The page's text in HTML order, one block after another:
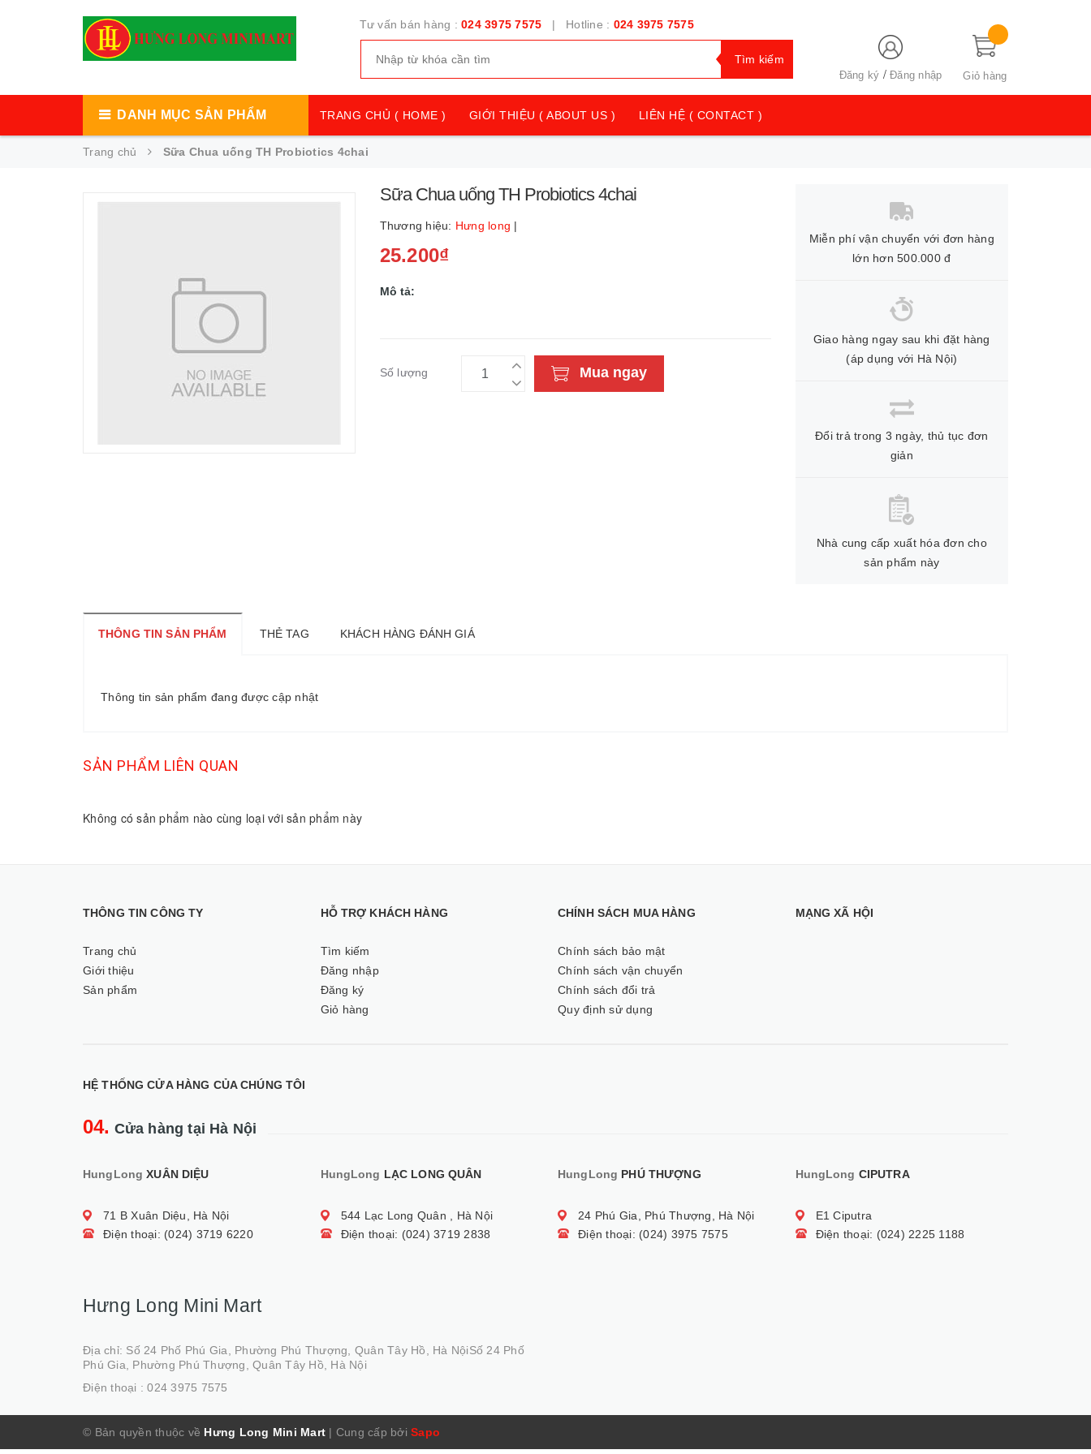
Tư vấn bán hàng : 024 3975 7575 | Hotline : 024 3975 7575
Tìm kiếm
Đăng ký /Đăng nhập Giỏ hàng
DANH MỤC SẢN PHẨM TRANG CHỦ ( HOME ) GIỚI THIỆU ( ABOUT US ) LIÊN HỆ ( CONTACT )
Trang chủ Sữa Chua uống TH Probiotics 4chai
Sữa Chua uống TH Probiotics 4chai
Thương hiệu: Hưng long |
25.200₫
Mô tả:
Số lượng Mua ngay
Miễn phí vận chuyển với đơn hàng
lớn hơn 500.000 đ
Giao hàng ngay sau khi đặt hàng
(áp dụng với Hà Nội)
Đổi trả trong 3 ngày, thủ tục đơn
giản
Nhà cung cấp xuất hóa đơn cho
sản phẩm này
THÔNG TIN SẢN PHẨM THẺ TAG KHÁCH HÀNG ĐÁNH GIÁ
Thông tin sản phẩm đang được cập nhật
SẢN PHẨM LIÊN QUAN
Không có sản phẩm nào cùng loại với sản phẩm này
THÔNG TIN CÔNG TY
Trang chủ
Giới thiệu
Sản phẩm
HỖ TRỢ KHÁCH HÀNG
Tìm kiếm
Đăng nhập
Đăng ký
Giỏ hàng
CHÍNH SÁCH MUA HÀNG
Chính sách bảo mật
Chính sách vận chuyển
Chính sách đổi trả
Quy định sử dụng
MẠNG XÃ HỘI
HỆ THỐNG CỬA HÀNG CỦA CHÚNG TÔI
04. Cửa hàng tại Hà Nội
HungLong XUÂN DIỆU
71 B Xuân Diệu, Hà Nội
Điện thoại: (024) 3719 6220
HungLong LẠC LONG QUÂN
544 Lạc Long Quân , Hà Nội
Điện thoại: (024) 3719 2838
HungLong PHÚ THƯỢNG
24 Phú Gia, Phú Thượng, Hà Nội
Điện thoại: (024) 3975 7575
HungLong CIPUTRA
E1 Ciputra
Điện thoại: (024) 2225 1188
Hưng Long Mini Mart
Địa chỉ: Số 24 Phố Phú Gia, Phường Phú Thượng, Quân Tây Hồ, Hà NộiSố 24 Phố
Phú Gia, Phường Phú Thượng, Quân Tây Hồ, Hà Nội
Điện thoại :024 3975 7575
© Bản quyền thuộc về Hưng Long Mini Mart | Cung cấp bởi Sapo